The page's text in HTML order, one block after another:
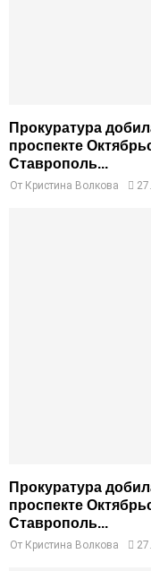
Прокуратура
проспекте
Ставрополь...
От Кристина Волкова
Прокуратура
проспекте
Ставрополь...
От Кристина Волкова